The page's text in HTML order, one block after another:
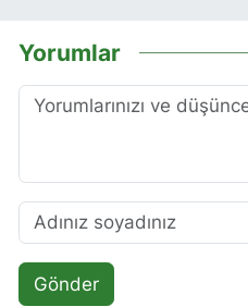
Yorumlar
Gönder